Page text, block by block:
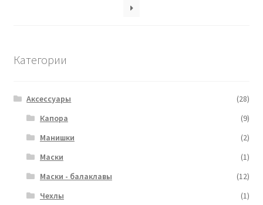
Категории
Аксессуары
(28)
Капора
(9)
Манишки
(2)
Маски
(1)
Маски - балаклавы
(12)
Чехлы
(1)